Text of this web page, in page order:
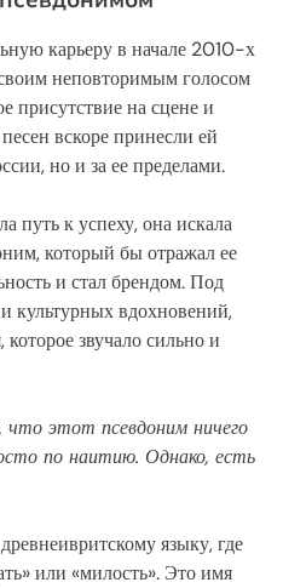
карьеру в начале 2010-х
неповторимым голосом
присутствие на сцене и
вскоре принесли ей
но и за ее пределами.
путь к успеху, она искала
который бы отражал ее
и стал брендом. Под
культурных вдохновений,
звучало сильно и
этот псевдоним ничего
по наитию. Однако, есть
языку, где
или «милость». Это имя